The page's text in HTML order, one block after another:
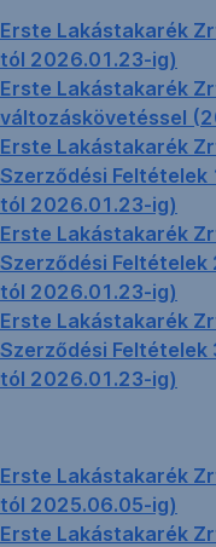
Erste Lakástakarék
tól 2026.01.23-ig)
Erste Lakástakarék
változáskövetéssel
Erste Lakástakarék
Szerződési
tól 2026.01.23-ig)
Erste Lakástakarék
Szerződési
tól 2026.01.23-ig)
Erste Lakástakarék
Szerződési
tól 2026.01.23-ig)
Erste Lakástakarék
tól 2025.06.05-ig)
Erste Lakástakarék